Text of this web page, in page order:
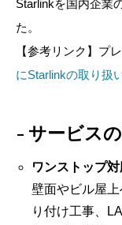
Starlinkを国内企業
た。
【参考リンク】プ
にStarlinkの取り扱
サービス
ワンストップ
壁面やビル屋
り付け工事、